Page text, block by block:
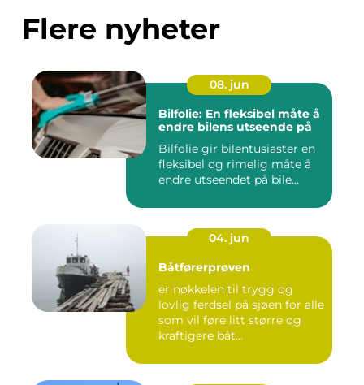
Flere nyheter
08. jun
Bilfolie: En fleksibel måte å
endre bilens utseende på
Bilfolie gir bilentusiaster en
fleksibel og rimelig måte å
endre utseendet på bile...
04. jun
Båtførerprøven
er nøkkelen til trygg og
lovlig ferdsel på sjøen for alle
som vil føre litt større og
kraftigere båt...